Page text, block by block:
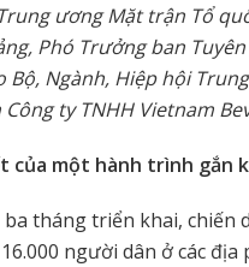
ương Mặt trận Tổ
Phó Trưởng ban
Bộ, Ngành, Hiệp hội
Công ty TNHH Vietnam
của một hành trình gắn
ba tháng triển khai, chiến
người dân ở các